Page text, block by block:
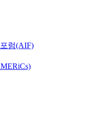
럼(AIF)